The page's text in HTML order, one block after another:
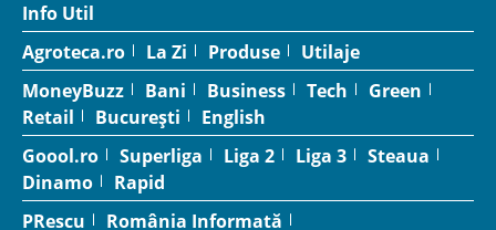
Info Util
Agroteca.ro
La Zi Produse
Utilaje
MoneyBuzz
Bani Business Tech
Green
Retail
București
English
Goool.ro
Superliga Liga 2 Liga 3
Steaua
Dinamo
Rapid
PRescu
România Informată